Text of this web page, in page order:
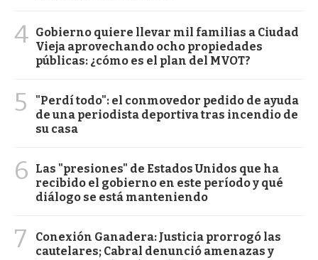
4 Gobierno quiere llevar mil familias a Ciudad
Vieja aprovechando ocho propiedades
públicas: ¿cómo es el plan del MVOT?
5
"Perdí todo": el conmovedor pedido de ayuda
de una periodista deportiva tras incendio de
su casa
6
Las "presiones" de Estados Unidos que ha
recibido el gobierno en este período y qué
diálogo se está manteniendo
7
Conexión Ganadera: Justicia prorrogó las
cautelares; Cabral denunció amenazas y